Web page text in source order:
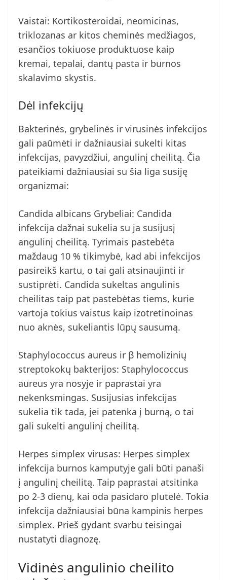
Vaistai: Kortikosteroidai, neomicinas,
triklozanas ar kitos cheminės medžiagos,
esančios tokiuose produktuose kaip
kremai, tepalai, dantų pasta ir burnos
skalavimo skystis.
Dėl infekcijų
Bakterinės, grybelinės ir virusinės infekcijos
gali paūmėti ir dažniausiai sukelti kitas
infekcijas, pavyzdžiui, angulinį cheilitą. Čia
pateikiami dažniausiai su šia liga susiję
organizmai:
Candida albicans Grybeliai: Candida
infekcija dažnai sukelia su ja susijusį
angulinį cheilitą. Tyrimais pastebėta
maždaug 10 % tikimybė, kad abi infekcijos
pasireikš kartu, o tai gali atsinaujinti ir
sustiprėti. Candida sukeltas angulinis
cheilitas taip pat pastebėtas tiems, kurie
vartoja tokius vaistus kaip izotretinoinas
nuo aknės, sukeliantis lūpų sausumą.
Staphylococcus aureus ir β hemolizinių
streptokokų bakterijos: Staphylococcus
aureus yra nosyje ir paprastai yra
nekenksmingas. Susijusias infekcijas
sukelia tik tada, jei patenka į burną, o tai
gali sukelti angulinį cheilitą.
Herpes simplex virusas: Herpes simplex
infekcija burnos kamputyje gali būti panaši
į angulinį cheilitą. Taip paprastai atsitinka
po 2-3 dienų, kai oda pasidaro plutelė. Tokia
infekcija dažniausiai būna kampinis herpes
simplex. Prieš gydant svarbu teisingai
nustatyti diagnozę.
Vidinės angulinio cheilito